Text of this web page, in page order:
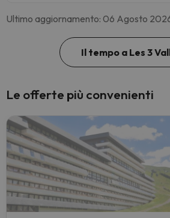
Ultimo aggiornamento: 06 Agosto
Il tempo a Les 3
Le offerte più convenienti